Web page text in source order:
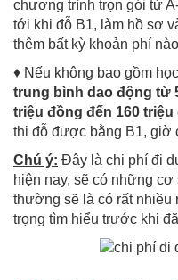
chương trình trọn gói từ
tới khi đỗ B1, làm hồ sơ
thêm bất kỳ khoản phí
♦ Nếu không bao gồm
trung bình dao động từ
triệu đồng đến 160 triệu
thi đỗ được bằng B1, giờ
Chú ý: Đây là chi phí đi
hiện nay, sẽ có những
thường sẽ là có rất nhiều
trọng tìm hiểu trước khi